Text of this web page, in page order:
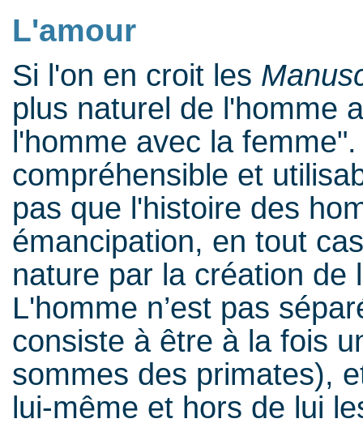
L'amour
Si l'on en croit les
plus naturel de l'homme
l'homme avec la
compréhensible et
pas que l'histoire des
émancipation, en tout
nature par la création de
L'homme n’est pas
consiste à être à la fois
sommes des primates),
lui-même et hors de lui